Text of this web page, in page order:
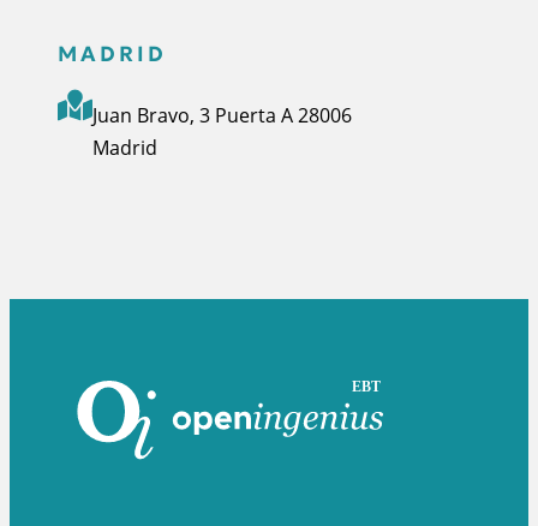
MADRID
Juan Bravo, 3 Puerta A 28006
Madrid